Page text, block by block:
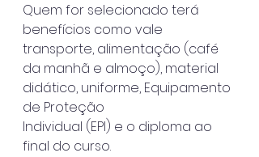
Quem for selecionado terá
benefícios como vale
transporte, alimentação (café
da manhã e almoço), material
didático, uniforme, Equipamento
de Proteção
Individual (EPI) e o diploma ao
final do curso.